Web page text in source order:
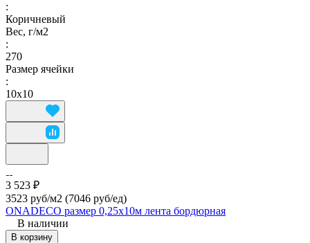
:
Коричневый
Вес, г/м2
:
270
Размер ячейки
:
10х10
3 523 ₽
3523 руб/м2 (7046 руб/eд)
ONADECO размер 0,25х10м лента бордюрная
В наличии
В корзину